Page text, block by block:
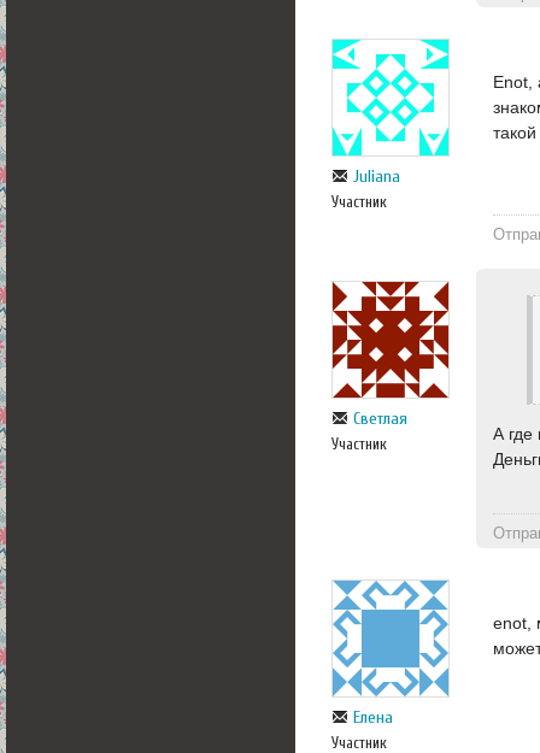
Juliana
Участник
Enot,
Светлая
Участник
А где
Елена
Участник
enot,